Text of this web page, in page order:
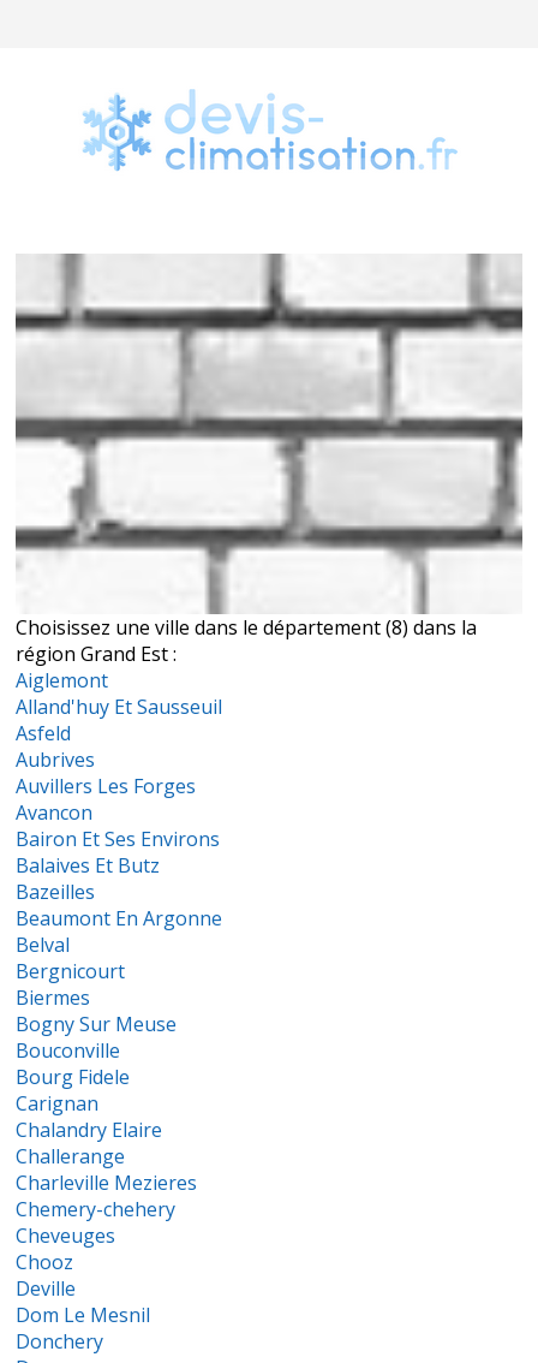
Choisissez une ville dans le département (8) dans la
région Grand Est :
Aiglemont
Alland'huy Et Sausseuil
Asfeld
Aubrives
Auvillers Les Forges
Avancon
Bairon Et Ses Environs
Balaives Et Butz
Bazeilles
Beaumont En Argonne
Belval
Bergnicourt
Biermes
Bogny Sur Meuse
Bouconville
Bourg Fidele
Carignan
Chalandry Elaire
Challerange
Charleville Mezieres
Chemery-chehery
Cheveuges
Chooz
Deville
Dom Le Mesnil
Donchery